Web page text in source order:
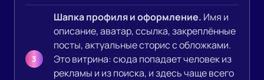
Шапка профиля и оформление. Имя и
описание, аватар, ссылка, закреплённые
посты, актуальные сторис с обложками.
Это витрина: сюда попадает человек из
рекламы и из поиска, и здесь чаще всего